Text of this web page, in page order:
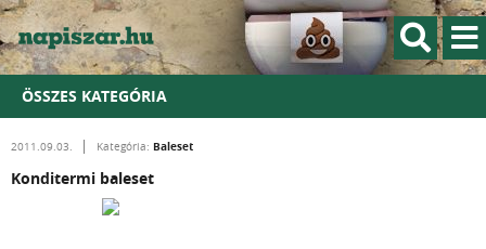
ÖSSZES KATEGÓRIA
2011.09.03. Kategória: Baleset
Konditermi baleset